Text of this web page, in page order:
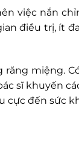
việc nắn
điều trị, ít
miệng.
sĩ khuyến
cực đến sức